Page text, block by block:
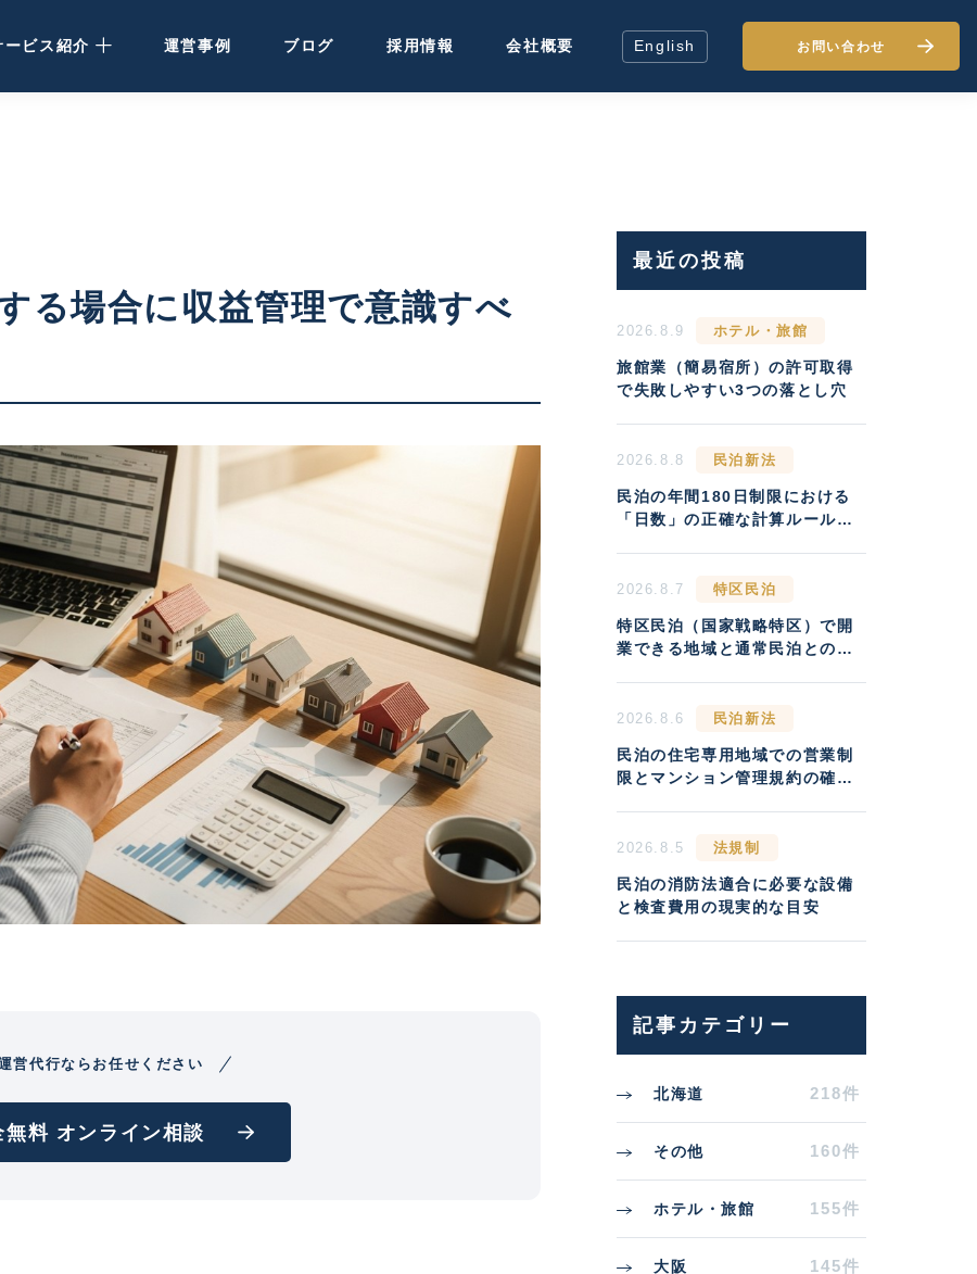
ービス紹介
民泊運営代行
空き家活用
運営事例 ブログ 採用情報 会社概要 English お問い合わせ
る場合に収益管理で意識すべ
営代行ならお任せください
無料 オンライン相談
最近の投稿
2026.8.9 ホテル・旅館
旅館業（簡易宿所）の許可取得
で失敗しやすい3つの落とし穴
2026.8.8 民泊新法
民泊の年間180日制限における
「日数」の正確な計算ルールと
2026.8.7 特区民泊
特区民泊（国家戦略特区）で開
業できる地域と通常民泊との収
2026.8.6 民泊新法
民泊の住宅専用地域での営業制
限とマンション管理規約の確認
2026.8.5 法規制
民泊の消防法適合に必要な設備
と検査費用の現実的な目安
記事カテゴリー
北海道 218件
その他 160件
ホテル・旅館 155件
大阪 145件